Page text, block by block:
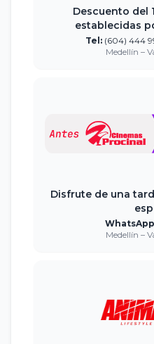
Descuento del
establecidas
Tel:(604) 444
Medellín –
Disfrute de una
Medellín –